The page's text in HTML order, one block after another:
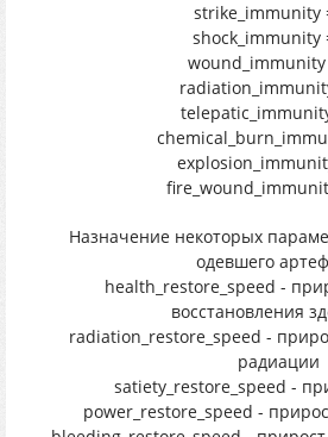
strike_immunity
shock_immunity
wound_immunity
Назначение некоторых
одевшего
health_restore_speed -
восстановления
radiation_restore_speed -
радиации
satiety_restore_speed -
power_restore_speed -